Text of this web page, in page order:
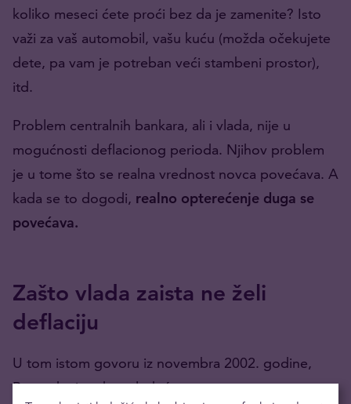
koliko meseci ćete proći bez da je zamenite? Isto
važi za vaš automobil, vašu kuću (možda očekujete
dete, pa vam je potreban veći stambeni prostor),
itd.
Problem centralnih bankara, ali i vlada, nije u
mogućnosti deflacionog perioda. Njihov problem
je u tome što se realna vrednost novca povećava. A
kada se to dogodi, realno opterećenje duga se
povećava.
Zašto vlada zaista ne želi
deflaciju
U tom istom govoru iz novembra 2002. godine,
Bernanke je rekao sledeće: